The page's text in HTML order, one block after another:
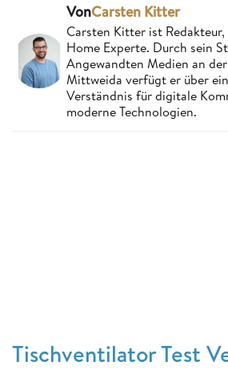
VonCarsten Kitter
Carsten Kitter ist
Home Experte. Durch sein
Angewandten Medien an
Mittweida verfügt er über
Verständnis für digitale
moderne Technologien.
Tischventilator Test